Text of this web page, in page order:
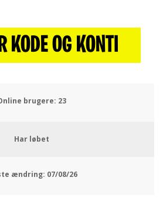
KODE OG KONTI
brugere: 26
Har løbet
ændring: 07/08/26